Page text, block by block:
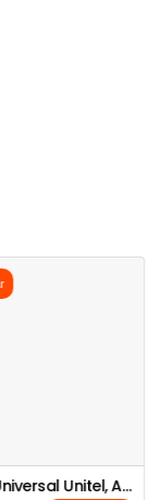
Modem Universal Unitel, Africell E Movicel 3G-4G